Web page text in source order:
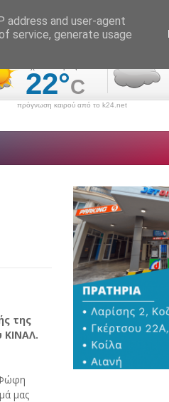
πρόγνωση καιρού από το k24.net
της
μας
address and user-agent
service, generate usage